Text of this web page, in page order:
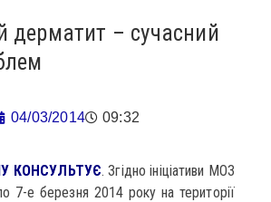
дерматит – сучасний
04/03/2014 09:32
КОНСУЛЬТУЄ. Згідно ініціативи МОЗ
7-е березня 2014 року на території